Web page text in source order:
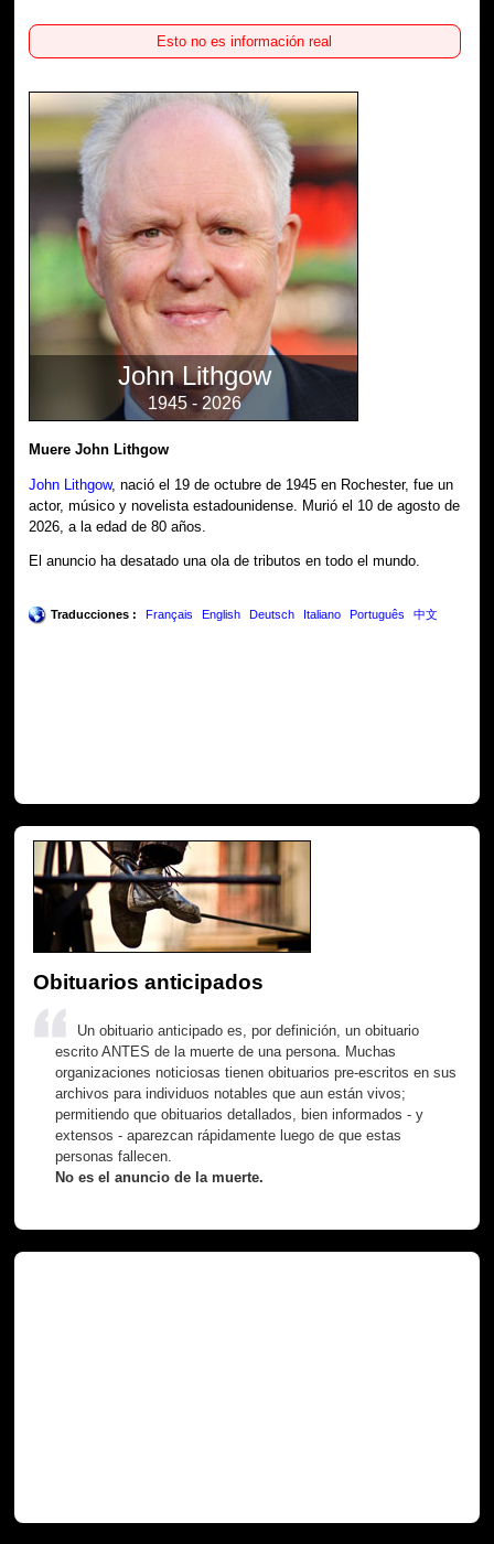
Esto no es información real
John Lithgow
1945 - 2026
Muere John Lithgow
John Lithgow, nació el 19 de octubre de 1945 en Rochester, fue un
actor, músico y novelista estadounidense. Murió el 10 de agosto de
2026, a la edad de 80 años.
El anuncio ha desatado una ola de tributos en todo el mundo.
Traducciones : Français English Deutsch Italiano Português 中文
Obituarios anticipados
Un obituario anticipado es, por definición, un obituario
escrito ANTES de la muerte de una persona. Muchas
organizaciones noticiosas tienen obituarios pre-escritos en sus
archivos para individuos notables que aun están vivos;
permitiendo que obituarios detallados, bien informados - y
extensos - aparezcan rápidamente luego de que estas
personas fallecen.
No es el anuncio de la muerte.